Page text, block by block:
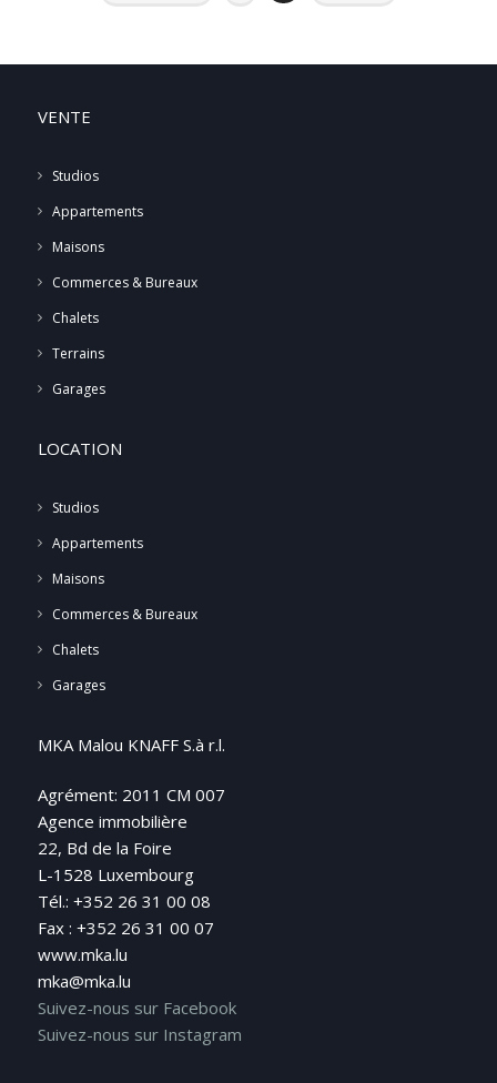
VENTE
Studios
Appartements
Maisons
Commerces & Bureaux
Chalets
Terrains
Garages
LOCATION
Studios
Appartements
Maisons
Commerces & Bureaux
Chalets
Garages
MKA Malou KNAFF S.à r.l.
Agrément: 2011 CM 007
Agence immobilière
22, Bd de la Foire
L-1528 Luxembourg
Tél.: +352 26 31 00 08
Fax : +352 26 31 00 07
www.mka.lu
mka@mka.lu
Suivez-nous sur Facebook
Suivez-nous sur Instagram